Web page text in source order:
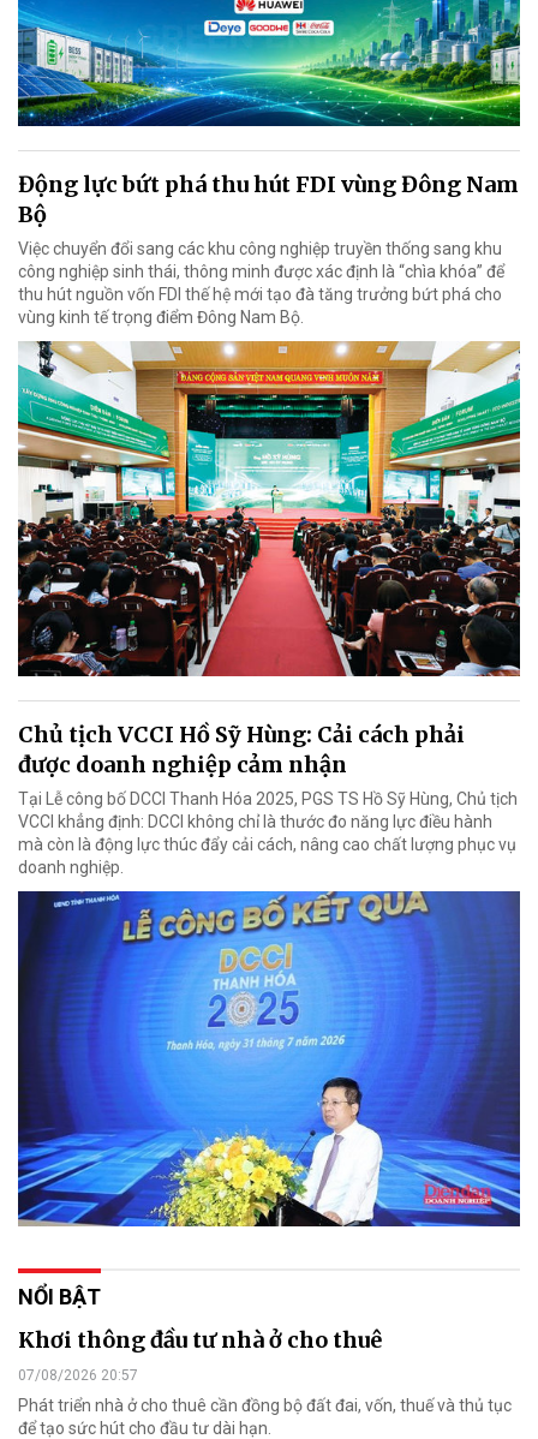
Động lực bứt phá thu hút FDI vùng Đông Nam
Bộ
Việc chuyển đổi sang các khu công nghiệp truyền thống sang khu
công nghiệp sinh thái, thông minh được xác định là “chìa khóa” để
thu hút nguồn vốn FDI thế hệ mới tạo đà tăng trưởng bứt phá cho
vùng kinh tế trọng điểm Đông Nam Bộ.
Chủ tịch VCCI Hồ Sỹ Hùng: Cải cách phải
được doanh nghiệp cảm nhận
Tại Lễ công bố DCCI Thanh Hóa 2025, PGS TS Hồ Sỹ Hùng, Chủ tịch
VCCI khẳng định: DCCI không chỉ là thước đo năng lực điều hành
mà còn là động lực thúc đẩy cải cách, nâng cao chất lượng phục vụ
doanh nghiệp.
NỔI BẬT
Khơi thông đầu tư nhà ở cho thuê
07/08/2026 20:57
Phát triển nhà ở cho thuê cần đồng bộ đất đai, vốn, thuế và thủ tục
để tạo sức hút cho đầu tư dài hạn.